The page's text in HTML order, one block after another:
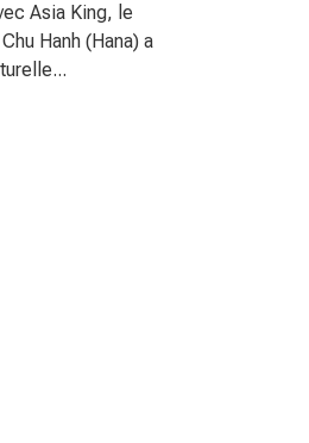
Asia King, le
Hanh (Hana) a